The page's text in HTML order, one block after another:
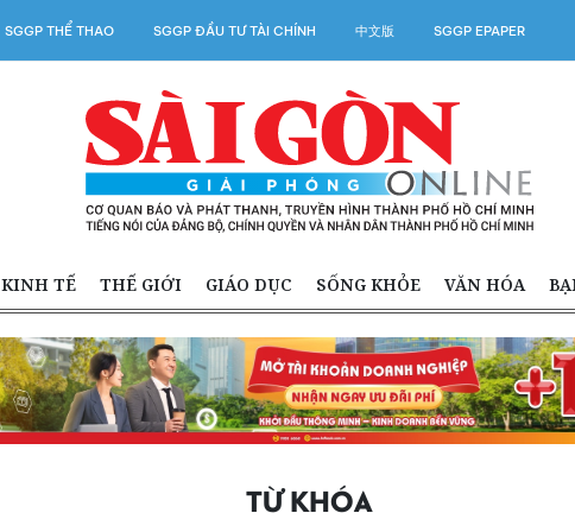
SGGP THỂ THAO SGGP ĐẦU TƯ TÀI CHÍNH 中文版 SGGP EPAPER
KINH TẾ THẾ GIỚI GIÁO DỤC SỐNG KHỎE VĂN HÓA
TỪ KHÓA